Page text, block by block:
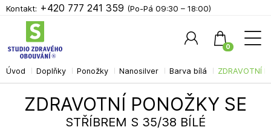
Úvod Doplňky Ponožky Nanosilver Barva bílá ZDRAVOTNÍ
ZDRAVOTNÍ PONOŽKY SE
STŘÍBREM S 35/38 BÍLÉ
Kontakt: +420 777 241 359 (Po-Pá 09:30 – 18:00)
0